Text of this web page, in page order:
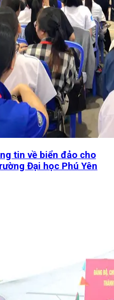
tin về biển đảo cho
Đại học Phú Yên